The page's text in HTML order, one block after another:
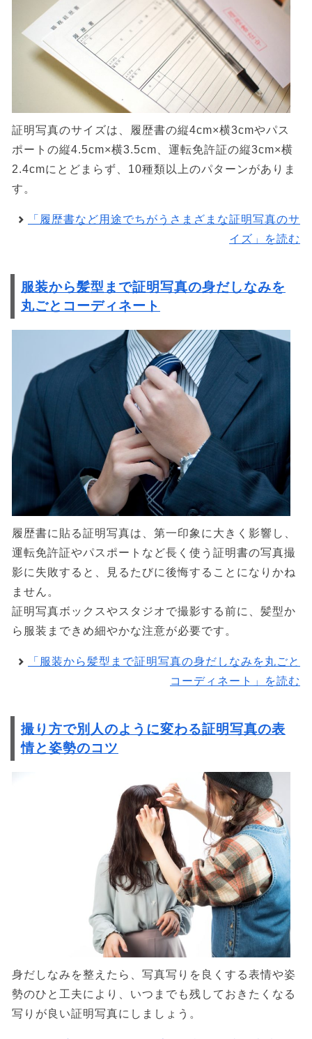
証明写真のサイズは、履歴書の縦4cm×横3cmやパス
ポートの縦4.5cm×横3.5cm、運転免許証の縦3cm×横
2.4cmにとどまらず、10種類以上のパターンがありま
す。
「履歴書など用途でちがうさまざまな証明写真のサ
イズ」を読む
服装から髪型まで証明写真の身だしなみを
丸ごとコーディネート
履歴書に貼る証明写真は、第一印象に大きく影響し、
運転免許証やパスポートなど長く使う証明書の写真撮
影に失敗すると、見るたびに後悔することになりかね
ません。
証明写真ボックスやスタジオで撮影する前に、髪型か
ら服装まできめ細やかな注意が必要です。
「服装から髪型まで証明写真の身だしなみを丸ごと
コーディネート」を読む
撮り方で別人のように変わる証明写真の表
情と姿勢のコツ
身だしなみを整えたら、写真写りを良くする表情や姿
勢のひと工夫により、いつまでも残しておきたくなる
写りが良い証明写真にしましょう。